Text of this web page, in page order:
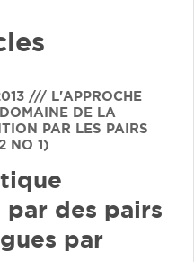
/// L'APPROCHE
DE LA
PAR LES PAIRS
NO 1)
par des pairs
par